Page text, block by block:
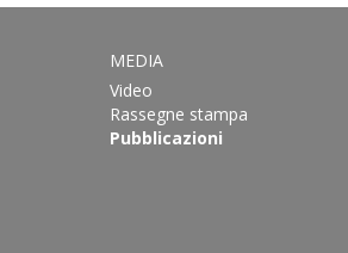
MEDIA
Video
Rassegne stampa
Pubblicazioni